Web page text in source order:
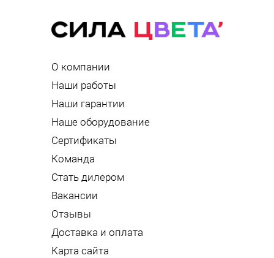
О компании
Наши работы
Наши гарантии
Наше оборудование
Сертификаты
Команда
Стать дилером
Вакансии
Отзывы
Доставка и оплата
Карта сайта